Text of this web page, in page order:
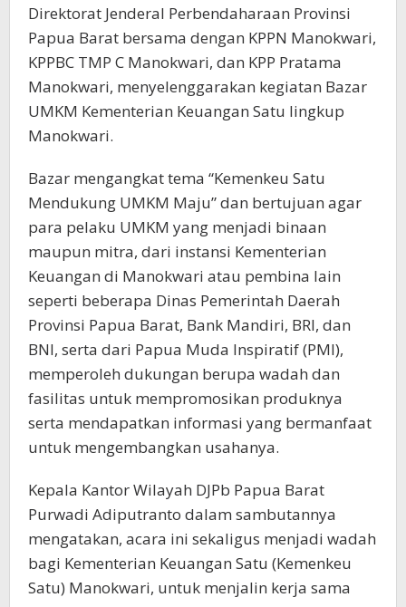
Direktorat Jenderal Perbendaharaan Provinsi
Papua Barat bersama dengan KPPN Manokwari,
KPPBC TMP C Manokwari, dan KPP Pratama
Manokwari, menyelenggarakan kegiatan Bazar
UMKM Kementerian Keuangan Satu lingkup
Manokwari.
Bazar mengangkat tema “Kemenkeu Satu
Mendukung UMKM Maju” dan bertujuan agar
para pelaku UMKM yang menjadi binaan
maupun mitra, dari instansi Kementerian
Keuangan di Manokwari atau pembina lain
seperti beberapa Dinas Pemerintah Daerah
Provinsi Papua Barat, Bank Mandiri, BRI, dan
BNI, serta dari Papua Muda Inspiratif (PMI),
memperoleh dukungan berupa wadah dan
fasilitas untuk mempromosikan produknya
serta mendapatkan informasi yang bermanfaat
untuk mengembangkan usahanya.
Kepala Kantor Wilayah DJPb Papua Barat
Purwadi Adiputranto dalam sambutannya
mengatakan, acara ini sekaligus menjadi wadah
bagi Kementerian Keuangan Satu (Kemenkeu
Satu) Manokwari, untuk menjalin kerja sama